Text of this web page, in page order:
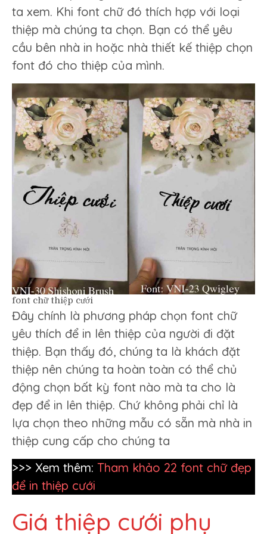
ta xem. Khi font chữ đó thích hợp với loại
thiệp mà chúng ta chọn. Bạn có thể yêu
cầu bên nhà in hoặc nhà thiết kế thiệp chọn
font đó cho thiệp của mình.
font chữ thiệp cưới
Đây chính là phương pháp chọn font chữ
yêu thích để in lên thiệp của người đi đặt
thiệp. Bạn thấy đó, chúng ta là khách đặt
thiệp nên chúng ta hoàn toàn có thể chủ
động chọn bất kỳ font nào mà ta cho là
đẹp để in lên thiệp. Chứ không phải chỉ là
lựa chọn theo những mẫu có sẵn mà nhà in
thiệp cung cấp cho chúng ta
>>> Xem thêm: Tham khảo 22 font chữ đẹp
để in thiệp cưới
Giá thiệp cưới phụ